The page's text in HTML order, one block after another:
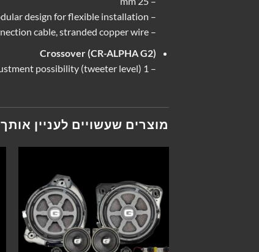
– Modular design for flexible installation
– Twisted pair connection cable, stranded copper wire
Crossover (CR-ALPHA G2)
– 1 adjustment possibility (tweeter level)
מוצרים שעשויים לעניין אותך